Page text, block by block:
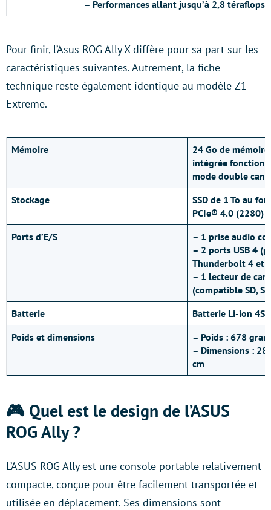
– Performances allant jusqu’à 2,8 téraflops
Pour finir, l’Asus ROG Ally X diffère pour sa part sur les
caractéristiques suivantes. Autrement, la fiche
technique reste également identique au modèle Z1
Extreme.
Mémoire
24 Go de
intégrée
mode double
Stockage
SSD de 1 To au
PCIe® 4.0 (2280)
Ports d’E/S
– 1 prise audio
– 2 ports USB 4
Thunderbolt 4 et
– 1 lecteur de
(compatible SD,
Batterie
Batterie Li-ion
Poids et dimensions
– Poids : 678
– Dimensions :
cm
🎮 Quel est le design de l’ASUS
ROG Ally ?
L’ASUS ROG Ally est une console portable relativement
compacte, conçue pour être facilement transportée et
utilisée en déplacement. Ses dimensions sont